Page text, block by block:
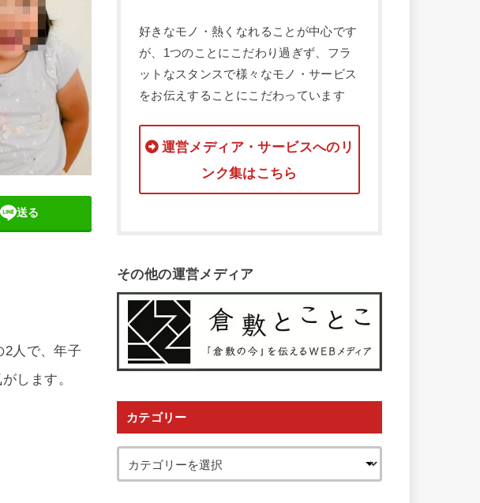
送る
2人で、年子
します。
好きなモノ・熱くなれることが中心です
が、1つのことにこだわり過ぎず、フラ
ットなスタンスで様々なモノ・サービス
をお伝えすることにこだわっています
運営メディア・サービスへのリ
ンク集はこちら
その他の運営メディア
カテゴリー